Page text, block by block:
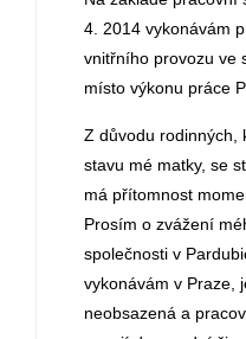
4. 2014 vykonávám
vnitřního provozu ve
místo výkonu práce
Z důvodu rodinných,
stavu mé matky, se
má přítomnost
Prosím o zvážení
společnosti v
vykonávám v Praze,
neobsazená a